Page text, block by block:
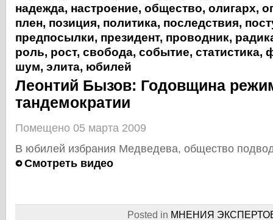
надежда, настроение, общество, олигарх,
плен, позиция, политика, последствия,
предпосылки, президент, проводник,
роль, рост, свобода, событие, статистика,
шум, элита, юбилей
Леонтий Бызов: Годовщина
тандемократии
Помещено 05 марта 2009
В юбилей избрания Медведева, общество
Смотреть видео
Posted in МНЕНИЯ